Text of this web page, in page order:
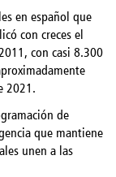
en español que
con creces el
con casi 8.300
2021.
de
que mantiene
unen a las